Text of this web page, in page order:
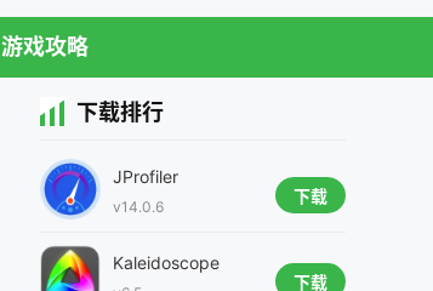
游戏攻略
下载排行
JProfiler
v14.0.6
下载
Kaleidoscope
下载